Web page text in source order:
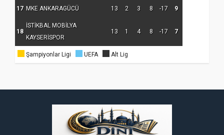
17 MKE ANKARAGÜCÜ 13 2 3 8 -17 9
18
İSTİKBAL MOBİLYA
KAYSERİSPOR
13 1 4 8 -17 7
Şampiyonlar Ligi UEFA Alt Lig